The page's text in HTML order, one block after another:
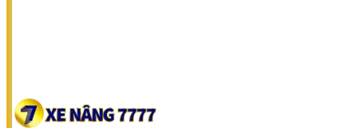
XE NÂNG TAY
XE NÂNG TAY